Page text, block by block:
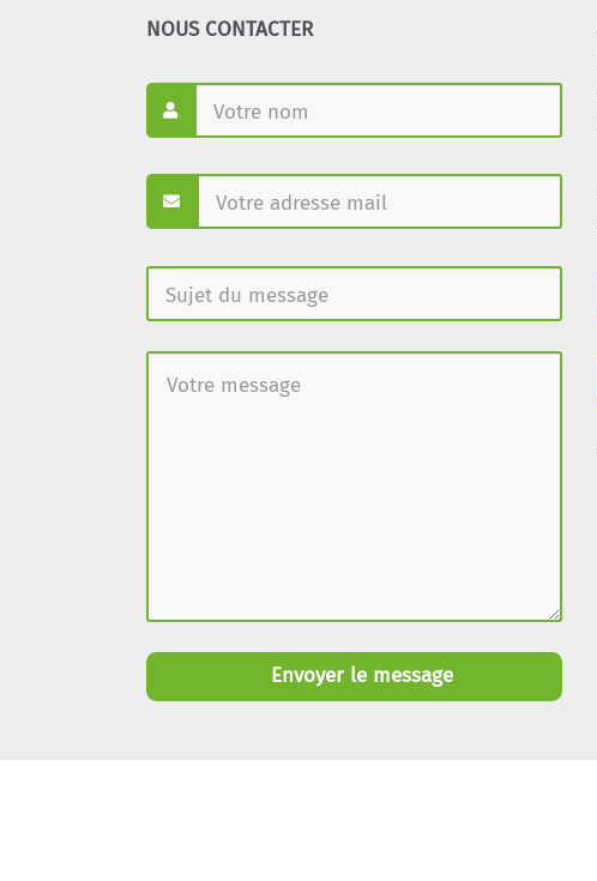
NOUS CONTACTER
Envoyer le message